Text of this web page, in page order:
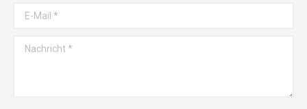
windowwindowwindow
E-Mail *
Nachricht *